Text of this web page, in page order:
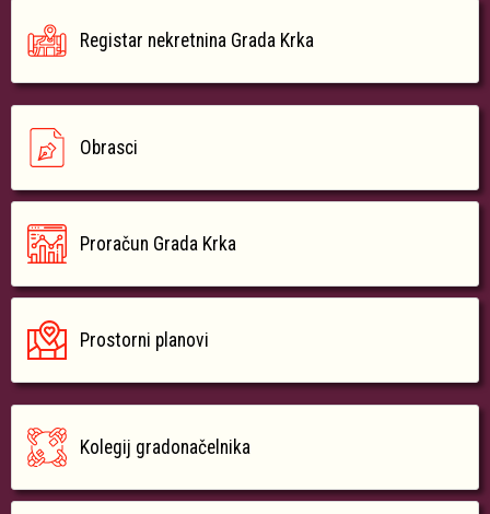
Registar nekretnina Grada Krka
Obrasci
Proračun Grada Krka
Prostorni planovi
Kolegij gradonačelnika